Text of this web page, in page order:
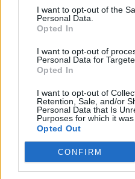
I want to opt-out of the
Personal Data.
Opted In
I want to opt-out of
Personal Data for
Opted In
I want to opt-out of
Retention, Sale, and/or
Personal Data that Is
Purposes for which it was
Opted Out
CONFIRM